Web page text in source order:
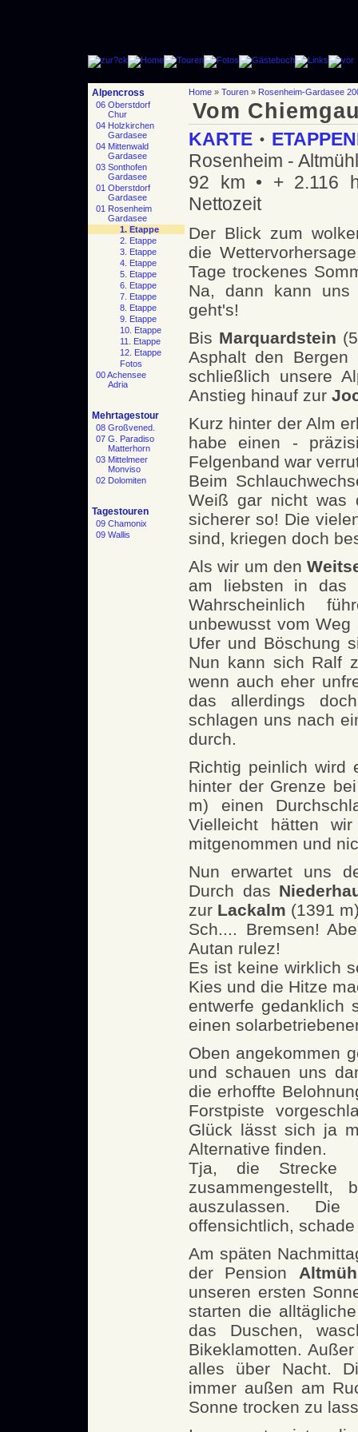
Alpencross
06 Oberstdorf
Chur
04 Holzkirchen
Gardasee
04 Mittenwald
Gardasee
03 Sonthofen
Gardasee
01 Oberstdorf
Gardasee
01 Rosenheim
Gardasee
1. Etappe
2. Etappe
3. Etappe
4. Etappe
5. Etappe
6. Etappe
7. Etappe
8. Etappe
9. Etappe
10. Etappe
11. Etappe
12. Etappe
Fotos
00 Achensee
Adria
Mehrtagestour
08 Großvened.
07 G. Paradiso
Matterhorn
03 Mittelmeer
Monviso
02 Dolomiten
Tagestouren
09 Chamonix
09 Wallis
Home » Touren » Rosenheim-Gardasee
Vom
KARTE •
Rosenheim - Altmühl
92 km • + 2.116
Nettozeit
Der Blick zum
die
Tage trockenes
Na, dann kann
geht's!
Bis Marquardstein
Asphalt den
schließlich unsere
Anstieg hinauf zur
Kurz hinter der Alm
habe einen -
Felgenband war
Beim
Weiß gar nicht was
sicherer so! Die
sind, kriegen doch
Als wir um den
am liebsten in das
Wahrscheinlich
unbewusst vom
Ufer und Böschung
Nun kann sich Ralf
wenn auch eher
das allerdings
schlagen uns nach
durch.
Richtig peinlich wird
hinter der Grenze
m) einen
Vielleicht hätten
mitgenommen und
Nun erwartet uns
Durch das
zur Lackalm (1391
Sch.... Bremsen!
Autan rulez!
Es ist keine wirklich
Kies und die Hitze
entwerfe gedanklich
einen
Oben angekommen
und schauen uns
die erhoffte
Forstpiste
Glück lässt sich ja
Alternative finden.
Tja, die Strecke
zusammengestellt,
auszulassen.
offensichtlich,
Am späten
der Pension
unseren ersten
starten die
das Duschen,
Bikeklamotten.
alles über Nacht.
immer außen am
Sonne trocken zu